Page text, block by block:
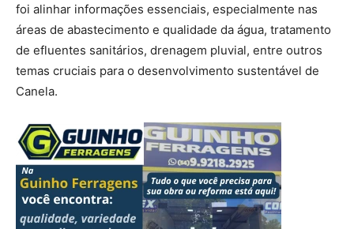
foi alinhar informações essenciais, especialmente nas
áreas de abastecimento e qualidade da água, tratamento
de efluentes sanitários, drenagem pluvial, entre outros
temas cruciais para o desenvolvimento sustentável de
Canela.